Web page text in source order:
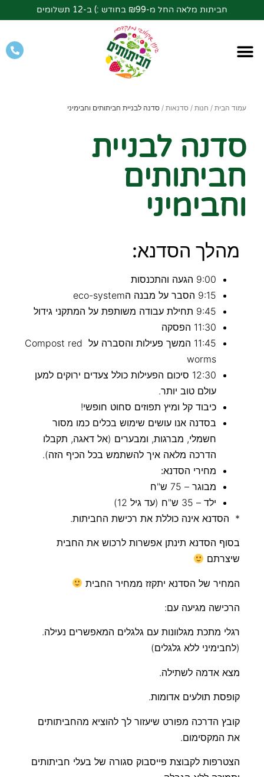
חביתות מלאה החל מ-₪99 בחודש :) ב-12 תשלומים
עמוד הבית / חנות / סדנאות / סדנה לבניית חביתותים וחבימיני
סדנה לבניית
חביתותים
וחבימיני
מהלך הסדנא:
9:00 הגעה והתכנסות
9:15 הסבר על מבנה הeco-system
9:45 תחילת עבודה משותפת על המתקני גידול
11:30 הפסקה
11:45 המשך פעילות והסברה על Compost red
worms
12:30 סיכום הפעילות כולל צעדים ירוקים למען
עולם טוב יותר.
כיבוד קל ומיץ תפוזים סחוט חופשי!
בסדנה אנו עושים שימוש בכלים כמו מסור
חשמלי, מברגות, ומבערים (אל דאגה, תקבלו
הדרכה מלאה איך להשתמש בכל הכיף הזה).
מחירי הסדנא:
מבוגר – 75 ש"ח
ילד – 35 ש"ח (עד גיל 12)
* הסדנא אינה כוללת את רכישת החביתות.
בסוף הסדנא תינתן אפשרות לרכוש את החבית
שיצרתם
המחיר של הסדנא יתקזז ממחיר החבית
הרכישה מגיעה עם:
רגלי מתכת מגלוונות עם גלגלים המאפשרים נעילה.
(לחבימיני ללא גלגלים)
מצא אדמה לשתילה.
קופסת תולעים אדומות.
קובץ הדרכה מפורט שיעזור לך להוציא מהחביתותים
את המקסימום.
הצטרפות לקבוצת פייסבוק סגורה של בעלי חביתותים